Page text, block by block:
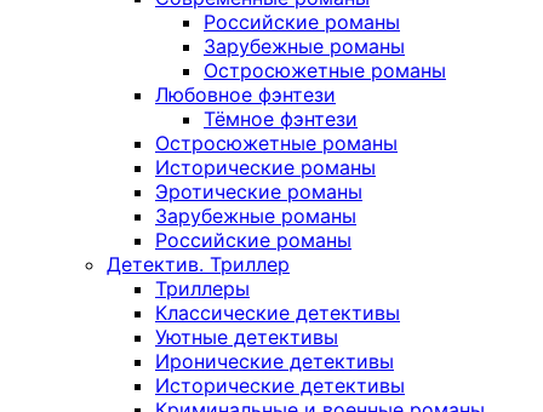
Российские романы
Зарубежные романы
Остросюжетные романы
Любовное фэнтези
Тёмное фэнтези
Остросюжетные романы
Исторические романы
Эротические романы
Зарубежные романы
Российские романы
Детектив. Триллер
Триллеры
Классические детективы
Уютные детективы
Иронические детективы
Исторические детективы